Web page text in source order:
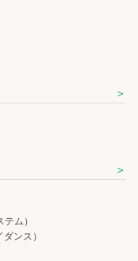
ム）
ンス）